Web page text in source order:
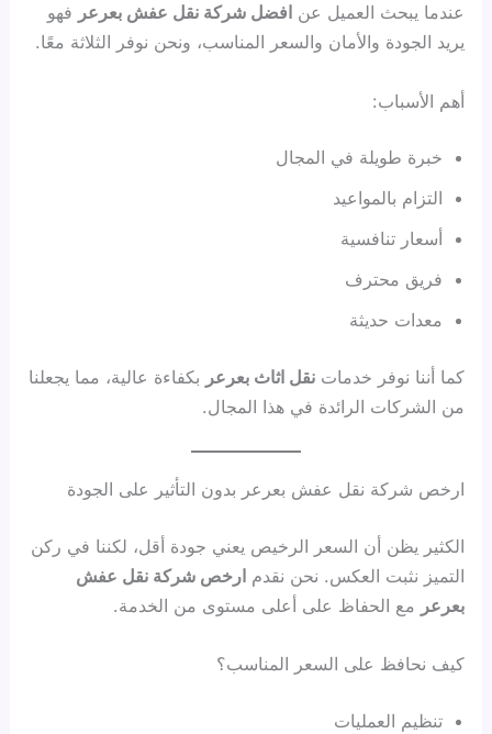
عندما يبحث العميل عن افضل شركة نقل عفش بعرعر فهو
يريد الجودة والأمان والسعر المناسب، ونحن نوفر الثلاثة معًا.
أهم الأسباب:
خبرة طويلة في المجال
التزام بالمواعيد
أسعار تنافسية
فريق محترف
معدات حديثة
كما أننا نوفر خدماتنقل اثاث بعرعر بكفاءة عالية، مما يجعلنا
من الشركات الرائدة في هذا المجال.
ارخص شركة نقل عفش بعرعر بدون التأثير على الجودة
الكثير يظن أن السعر الرخيص يعني جودة أقل، لكننا في ركن
التميز نثبت العكس. نحن نقدمارخص شركة نقل عفش
بعرعر مع الحفاظ على أعلى مستوى من الخدمة.
كيف نحافظ على السعر المناسب؟
تنظيم العمليات